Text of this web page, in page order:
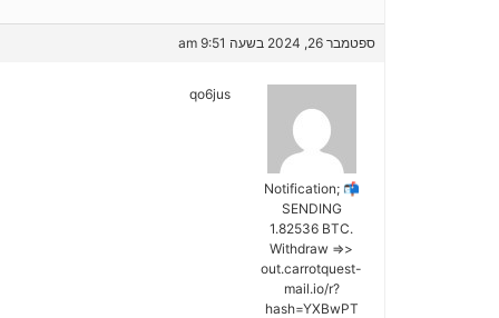
ספטמבר 26, 2024 בשעה 9:51 am
📬 Notification;
SENDING
1.82536 BTC.
Withdraw =>>
out.carrotquest-
mail.io/r?
hash=YXBwPT
qo6jus